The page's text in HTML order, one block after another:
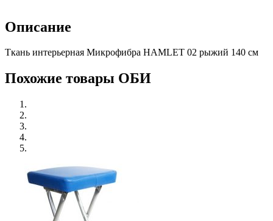
Описание
Ткань интерьерная Микрофибра HAMLET 02 рыжий 140 см
Похожие товары ОБИ